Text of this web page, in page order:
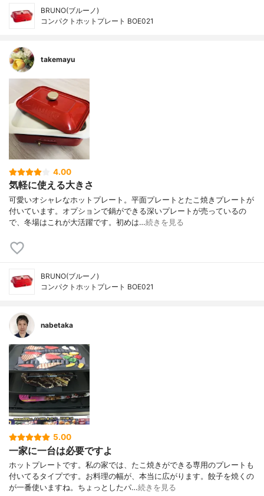
BRUNO(ブルーノ)
コンパクトホットプレート BOE021
takemayu
4.00
気軽に使える大きさ
可愛いオシャレなホットプレート。平面プレートとたこ焼きプレートが
付いています。オプションで鍋ができる深いプレートが売っているの
で、冬場はこれが大活躍です。初めは…続きを見る
BRUNO(ブルーノ)
コンパクトホットプレート BOE021
nabetaka
5.00
一家に一台は必要ですよ
ホットプレートです。私の家では、たこ焼きができる専用のプレートも
付いてるタイプです。お料理の幅が、本当に広がります。餃子を焼くの
が一番使いますね。ちょっとしたパ…続きを見る